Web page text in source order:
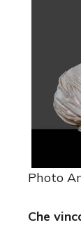
Photo
Che